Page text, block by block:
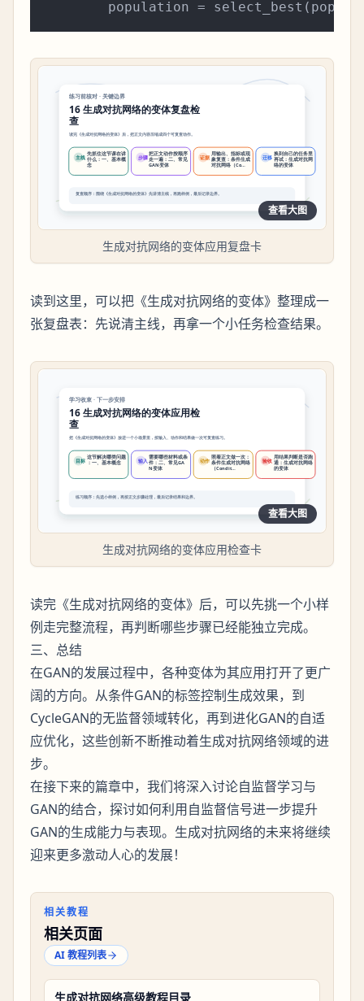
查看大图
生成对抗网络的变体应用复盘卡
读到这里，可以把《生成对抗网络的变体》整理成一
张复盘表：先说清主线，再拿一个小任务检查结果。
查看大图
生成对抗网络的变体应用检查卡
读完《生成对抗网络的变体》后，可以先挑一个小样
例走完整流程，再判断哪些步骤已经能独立完成。
三、总结
在GAN的发展过程中，各种变体为其应用打开了更广
阔的方向。从条件GAN的标签控制生成效果，到
CycleGAN的无监督领域转化，再到进化GAN的自适
应优化，这些创新不断推动着生成对抗网络领域的进
步。
在接下来的篇章中，我们将深入讨论自监督学习与
GAN的结合，探讨如何利用自监督信号进一步提升
GAN的生成能力与表现。生成对抗网络的未来将继续
迎来更多激动人心的发展！
相关教程
相关页面
AI 教程列表
生成对抗网络高级教程目录